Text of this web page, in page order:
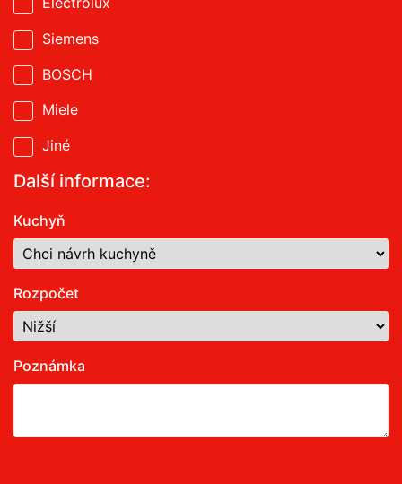
Siemens
BOSCH
Miele
Jiné
Další informace:
Kuchyň
Rozpočet
Poznámka